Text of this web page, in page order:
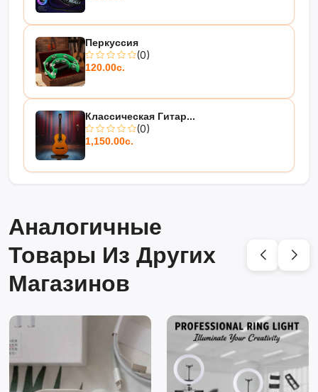
Перкуссия
(0)
120.00с.
Классическая Гитар...
(0)
1,150.00с.
Аналогичные
Товары Из Других
Магазинов